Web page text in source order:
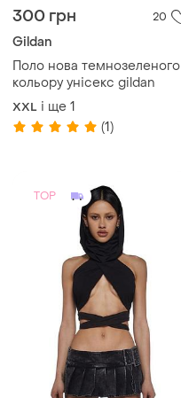
300 грн 20
Gildan
Поло нова темнозеленого
кольору унісекс gildan
XXL і ще 1
(1)
TOP